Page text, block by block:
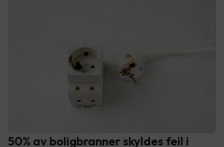
50% av boligbranner skyldes feil i